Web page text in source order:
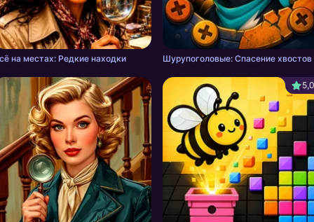
на местах: Редкие находки Шурупоголовые: Спасение хвостов
5,0